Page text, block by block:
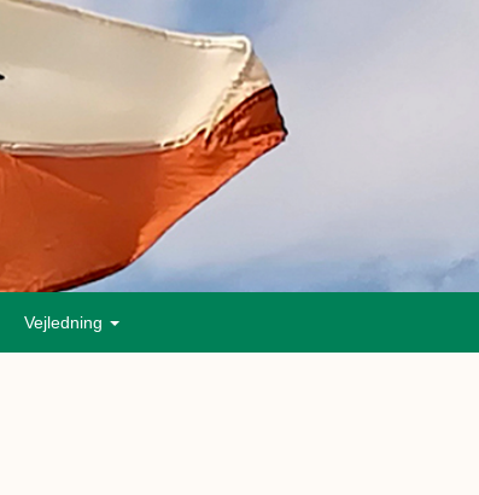
Vejledning